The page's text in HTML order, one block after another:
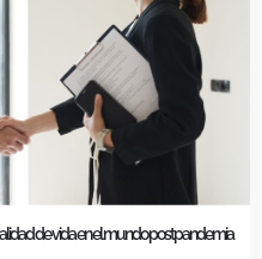
de vida en el mundo postpandemia